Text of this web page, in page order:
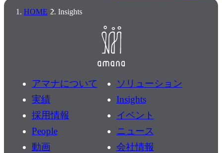
HOME Insights
アマナについて
ソリューション
実績
Insights
採用情報
イベント
People
ニュース
動画
会社情報